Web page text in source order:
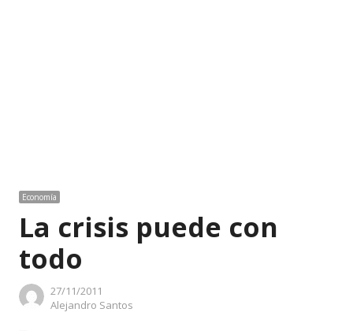
Economía
La crisis puede con
todo
27/11/2011
Author
Alejandro Santos